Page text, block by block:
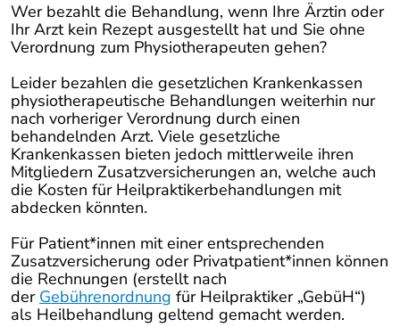
Wer bezahlt die Behandlung, wenn Ihre Ärztin oder
Ihr Arzt kein Rezept ausgestellt hat und Sie ohne
Verordnung zum Physiotherapeuten gehen?
Leider bezahlen die gesetzlichen Krankenkassen
physiotherapeutische Behandlungen weiterhin nur
nach vorheriger Verordnung durch einen
behandelnden Arzt. Viele gesetzliche
Krankenkassen bieten jedoch mittlerweile ihren
Mitgliedern Zusatzversicherungen an, welche auch
die Kosten für Heilpraktikerbehandlungen mit
abdecken könnten.
Für Patient*innen mit einer entsprechenden
Zusatzversicherung oder Privatpatient*innen können
die Rechnungen (erstellt nach
der Gebührenordnung für Heilpraktiker „GebüH“)
als Heilbehandlung geltend gemacht werden.